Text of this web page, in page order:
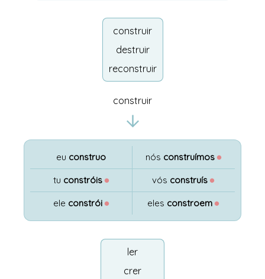
construir
destruir
reconstruir
construir
eu construo
tu constróis ●
ele constrói ●
nós construímos ●
vós construís ●
eles constroem ●
ler
crer